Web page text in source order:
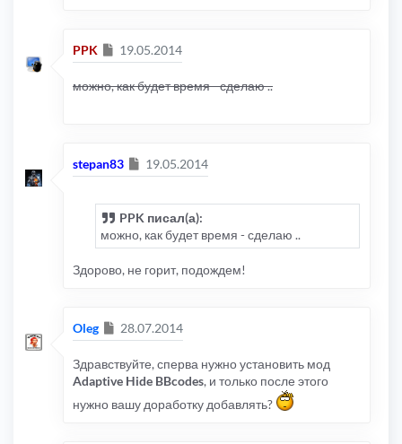
PPK Сообщение
19.05.2014
можно, как будет время - сделаю ..
stepan83 Сообщение
19.05.2014
PPK писал(а):
можно, как будет время - сделаю ..
Здорово, не горит, подождем!
Oleg Сообщение
28.07.2014
Здравствуйте, сперва нужно установить мод
Adaptive Hide BBcodes, и только после этого
нужно вашу доработку добавлять?